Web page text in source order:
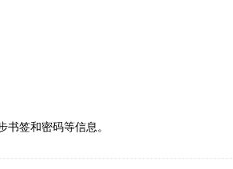
签和密码等信息。